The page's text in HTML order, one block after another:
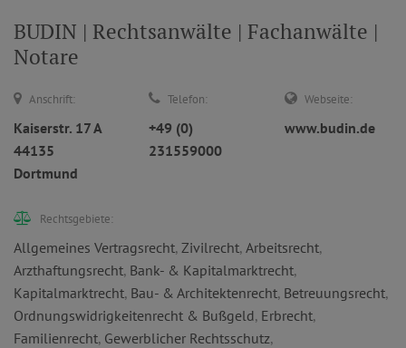
BUDIN | Rechtsanwälte | Fachanwälte |
Notare
Anschrift:
Kaiserstr. 17 A
44135
Dortmund
Telefon:
+49 (0)
231559000
Webseite:
www.budin.de
Rechtsgebiete:
Allgemeines Vertragsrecht, Zivilrecht, Arbeitsrecht,
Arzthaftungsrecht, Bank- & Kapitalmarktrecht,
Kapitalmarktrecht, Bau- & Architektenrecht, Betreuungsrecht,
Ordnungswidrigkeitenrecht & Bußgeld, Erbrecht,
Familienrecht, Gewerblicher Rechtsschutz,